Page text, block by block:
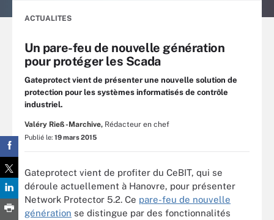
ACTUALITES
Un pare-feu de nouvelle génération
pour protéger les Scada
Gateprotect vient de présenter une nouvelle solution de
protection pour les systèmes informatisés de contrôle
industriel.
Valéry Rieß-Marchive, Rédacteur en chef
Publié le: 19 mars 2015
Gateprotect vient de profiter du CeBIT, qui se
déroule actuellement à Hanovre, pour présenter
Network Protector 5.2. Ce pare-feu de nouvelle
génération se distingue par des fonctionnalités